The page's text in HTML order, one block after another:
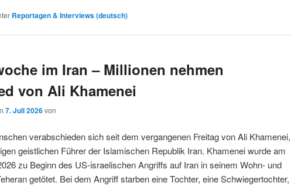
Reportagen & Interviews (deutsch)
im Iran – Millionen nehmen
von Ali Khamenei
7. Juli 2026von
verabschieden sich seit dem vergangenen Freitag von Ali Khamenei,
geistlichen Führer der Islamischen Republik Iran. Khamenei wurde am
zu Beginn des US-israelischen Angriffs auf Iran in seinem Wohn- und
getötet. Bei dem Angriff starben eine Tochter, eine Schwiegertochter,